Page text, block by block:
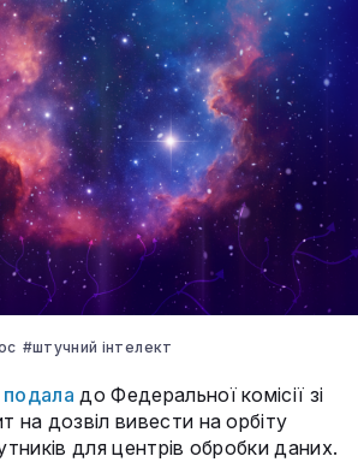
#штучний інтелект
подала до Федеральної комісії зі
на дозвіл вивести на орбіту
для центрів обробки даних.